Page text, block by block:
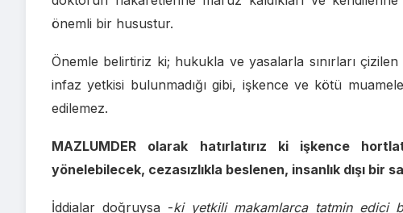
önemli bir husustur.
Önemle belirtiriz ki; hukukla ve yasalarla sınırları
infaz yetkisi bulunmadığı gibi, işkence ve kötü
edilemez.
MAZLUMDER olarak hatırlatırız ki işkence
yönelebilecek, cezasızlıkla beslenen, insanlık dışı bir
İddialar doğruysa -ki yetkili makamlarca tatmin edici